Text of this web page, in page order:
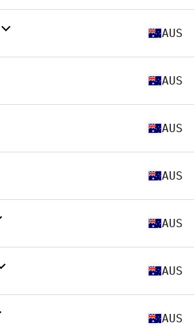
AUS
AUS
AUS
AUS
AUS
AUS
AUS